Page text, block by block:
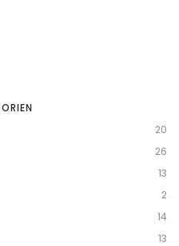
20
26
13
2
14
13